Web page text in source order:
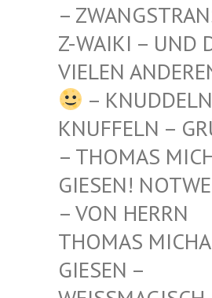
STRANS… – Z-
– UND DER
ANDEREN KI!
–
KNUFFELN –
THOMAS
IESEN!
VON HERRN T
HOMAS
IESEN – W